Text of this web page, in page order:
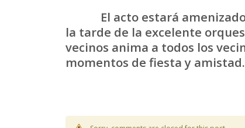
El acto estará amenizado
la tarde de la excelente
vecinos anima a todos los
momentos de fiesta y amistad.